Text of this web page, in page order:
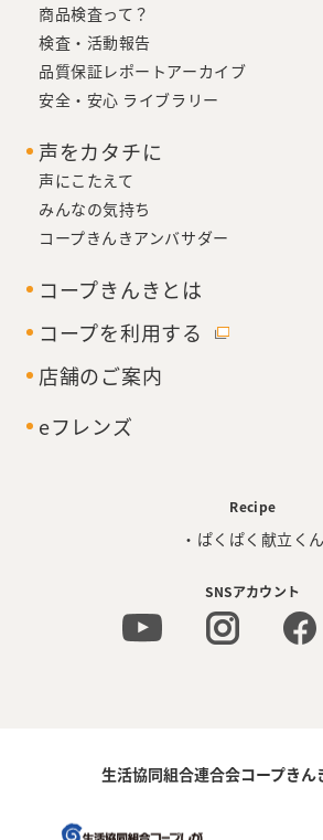
商品検査って？
検査・活動報告
品質保証レポートアーカイブ
安全・安心 ライブラリー
声をカタチに
声にこたえて
みんなの気持ち
コープきんきアンバサダー
コープきんきとは
コープを利用する
店舗のご案内
eフレンズ
Recipe
・ぱくぱく献立くん
SNSアカウント
生活協同組合連合会コープきん